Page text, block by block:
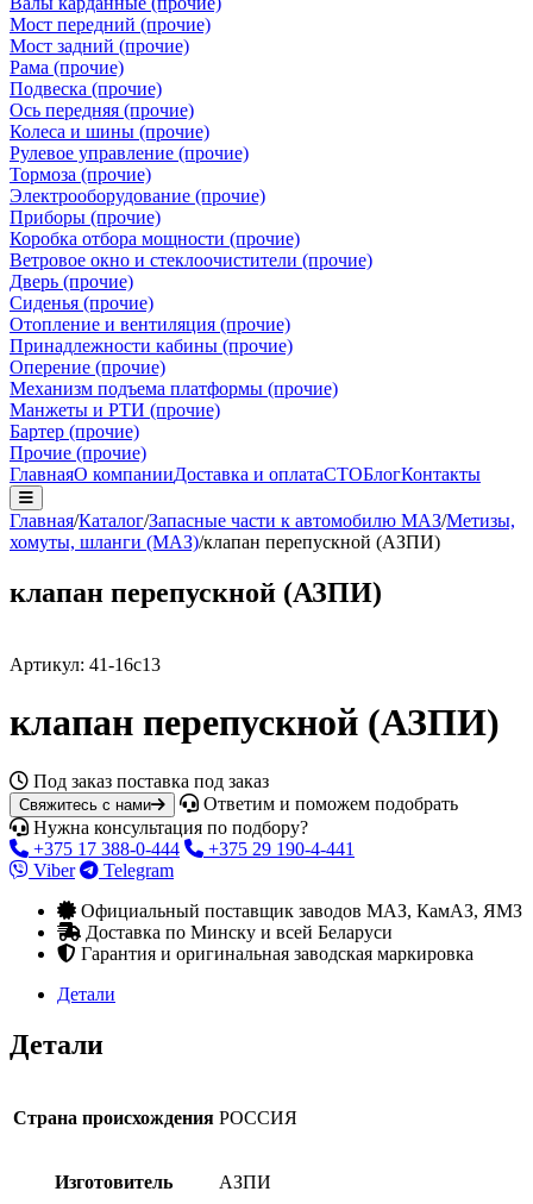
Мост передний (прочие)
Мост задний (прочие)
Рама (прочие)
Подвеска (прочие)
Ось передняя (прочие)
Колеса и шины (прочие)
Рулевое управление (прочие)
Тормоза (прочие)
Электрооборудование (прочие)
Приборы (прочие)
Коробка отбора мощности (прочие)
Ветровое окно и стеклоочистители (прочие)
Дверь (прочие)
Сиденья (прочие)
Отопление и вентиляция (прочие)
Принадлежности кабины (прочие)
Оперение (прочие)
Механизм подъема платформы (прочие)
Манжеты и РТИ (прочие)
Бартер (прочие)
Прочие (прочие)
ГлавнаяО компанииДоставка и оплатаСТОБлогКонтакты
Главная/Каталог/Запасные части к автомобилю МАЗ/Метизы,
хомуты, шланги (МАЗ)/клапан перепускной (АЗПИ)
клапан перепускной (АЗПИ)
Артикул: 41-16с13
клапан перепускной (АЗПИ)
Под заказ поставка под заказ
Свяжитесь с нами
Ответим и поможем подобрать
Нужна консультация по подбору?
+375 17 388-0-444
+375 29 190-4-441
Viber
Telegram
Официальный поставщик заводов МАЗ, КамАЗ, ЯМЗ
Доставка по Минску и всей Беларуси
Гарантия и оригинальная заводская маркировка
Детали
Детали
Страна происхождения РОССИЯ
Изготовитель АЗПИ